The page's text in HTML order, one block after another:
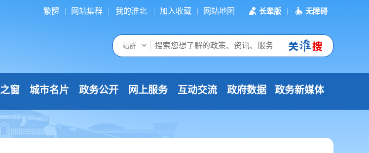
繁體 网站集群 我的淮北 加入收藏 网站地图 长辈版 无障碍
窗 城市名片 政务公开 网上服务 互动交流 政府数据 政务新媒体